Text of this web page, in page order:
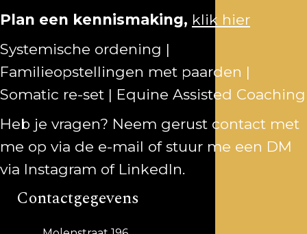
Plan een kennismaking, klik hier
Systemische ordening |
Familieopstellingen met paarden |
Somatic re-set | Equine Assisted Coaching
Heb je vragen? Neem gerust contact met
me op via de e-mail of stuur me een DM
via Instagram of LinkedIn.
Contactgegevens